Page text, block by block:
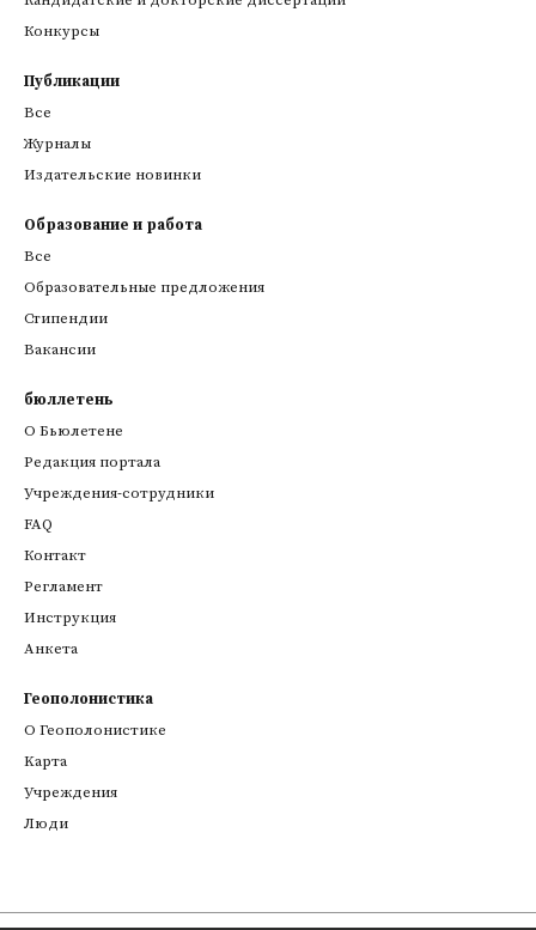
Конкурсы
Публикации
Все
Журналы
Издательские новинки
Образование и работа
Все
Образовательные предложения
Стипендии
Вакансии
бюллетень
О Бьюлетене
Редакция портала
Учреждения-сотрудники
FAQ
Контакт
Регламент
Инструкция
Анкета
Геополонистика
О Геополонистике
Kарта
Учреждения
Люди